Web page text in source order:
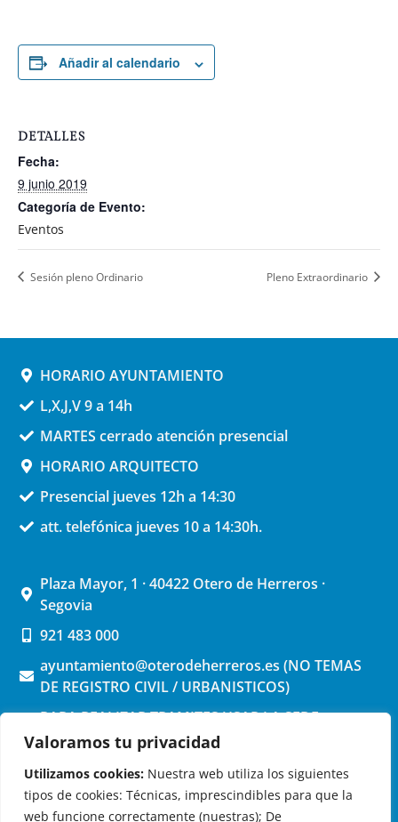
Valoramos tu privacidad
Utilizamos cookies: Nuestra web utiliza los siguientes
tipos de cookies: Técnicas, imprescindibles para que la
web funcione correctamente (nuestras); De
Añadir al calendario
DETALLES
Fecha:
9 junio 2019
Categoría de Evento:
Eventos
Sesión pleno Ordinario Pleno Extraordinario
HORARIO AYUNTAMIENTO
L,X,J,V 9 a 14h
MARTES cerrado atención presencial
HORARIO ARQUITECTO
Presencial jueves 12h a 14:30
att. telefónica jueves 10 a 14:30h.
Plaza Mayor, 1 · 40422 Otero de Herreros ·
Segovia
921 483 000
ayuntamiento@oterodeherreros.es (NO TEMAS
DE REGISTRO CIVIL / URBANISTICOS)
PARA REALIZAR TRAMITES USAR LA SEDE
ELECTRONICA (pinchar aquí)